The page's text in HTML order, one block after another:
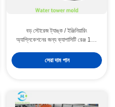
বড় স্টোরেজ ট্যাঙ্ক / ইঞ্জিনিয়ারিং
অ্যাপ্লিকেশনের জন্য ক্যাপাসিটি রেঞ্জ 10T
সেরা দাম পান